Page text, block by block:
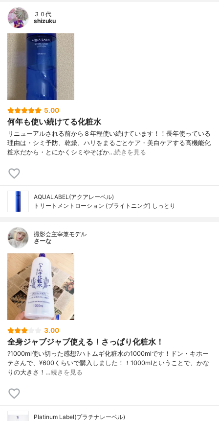
３０代
shizuku
5.00
何年も使い続けてる化粧水
リニューアルされる前から８年程使い続けています！！長年使っている
理由は・シミ予防、乾燥、ハリをまるごとケア・美白ケアする高機能化
粧水だから・とにかくシミやそばか…続きを見る
AQUALABEL(アクアレーベル)
トリートメントローション (ブライトニング) しっとり
撮影会主宰兼モデル
さーな
3.00
全身ジャブジャブ使える！さっぱり化粧水！
?1000ml使い切った感想?ハトムギ化粧水の1000mlです！ドン・キホー
テさんで、¥600くらいで購入しました！！1000mlということで、かな
りの大きさ！…続きを見る
Platinum Label(プラチナレーベル)